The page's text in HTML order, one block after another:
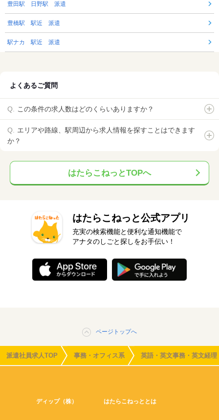
豊田駅 日野駅 派遣
豊橋駅 駅近 派遣
駅ナカ 駅近 派遣
よくあるご質問
この条件の求人数はどのくらいありますか？
エリアや路線、駅周辺から求人情報を探すことはできます
か？
はたらこねっとTOPへ
はたらこねっと公式アプリ
充実の検索機能と便利な通知機能で
アナタのしごと探しをお手伝い！
ページトップへ
派遣社員求人TOP 事務・オフィス系 英語・英文事務・英文経理
ディップ（株） はたらこねっととは